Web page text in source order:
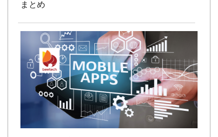
まとめ